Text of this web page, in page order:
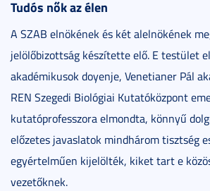
Tudós nők az élen
A SZAB elnökének és két alelnökének
jelölőbizottság készítette elő. E testület
akadémikusok doyenje, Venetianer Pál
REN Szegedi Biológiai Kutatóközpont
kutatóprofesszora elmondta, könnyű
előzetes javaslatok mindhárom tisztség
egyértelműen kijelölték, kiket tart e
vezetőknek.